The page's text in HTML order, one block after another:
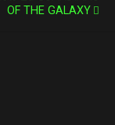
OF THE GALAXY